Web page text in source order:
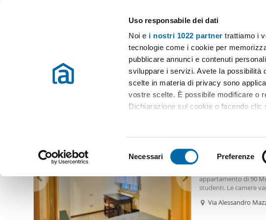
Uso responsabile dei dati
Noi e i nostri 1022 partner trattiamo i
tecnologie come i cookie per
pubblicare annunci e contenuti
sviluppare i servizi. Avete la possibilità
scelte in materia di privacy sono
vostre scelte. È possibile modificare o
Dichiarazione sui cookie o facendo
Identificare il tuo dispositivo,
(impronte digitali).
Approfondisci come vengono
dettagli
. Puoi modificare o ritirare il
Utilizziamo i cookie per personalizzare
e
e
z
Necessari Preferenze
Case e appartamenti in affitto in tutta Italia
Scegli la zona A 500€
Affitto Milano Appartamenti Affitto Milano Appartamento affitto 500
Appartamento affitto 500 euro milano (6 immobili)
Appartamento
appartamento di 90
studenti. Le camere
forno per soddisfare
Via Alessandro